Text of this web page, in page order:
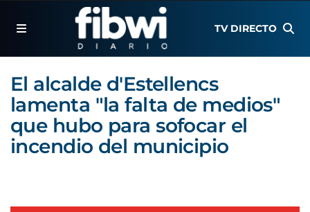
TV DIRECTO
El alcalde d'Estellencs
lamenta "la falta de medios"
que hubo para sofocar el
incendio del municipio